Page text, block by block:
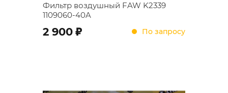
Фильтр воздушный FAW K2339
1109060-40A
2 900 ; По запросу